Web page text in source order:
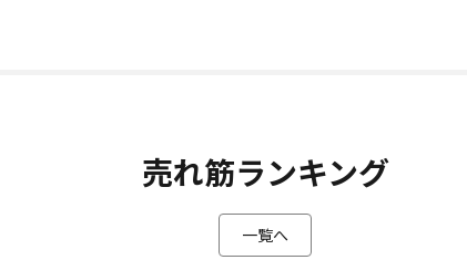
売れ筋ランキング
一覧へ